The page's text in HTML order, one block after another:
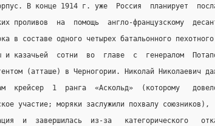
В конце 1914 г. уже  Россия  планирует
проливов  на  помощь  англо-французскому
в составе одного четырех батальонного
и казачьей  сотни  во  главе  с  генералом
(атташе) в Черногории. Николай Николаевич
крейсер  1  ранга  «Аскольд»  (которому
участие; моряки заслужили похвалу союзников),
и  завершилась  из-за   категорического